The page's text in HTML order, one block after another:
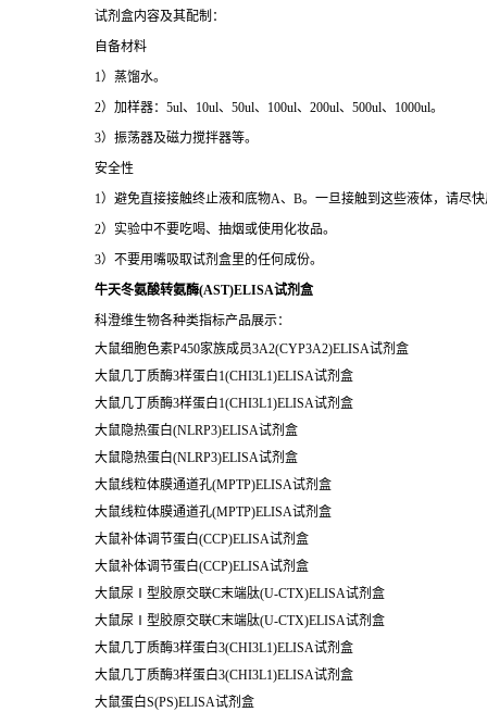
试剂盒内容及其配制：
自备材料
1）蒸馏水。
2）加样器：5ul、10ul、50ul、100ul、200ul、500ul、1000ul。
3）振荡器及磁力搅拌器等。
安全性
1）避免直接接触终止液和底物A、B。一旦接触到这些液体，请尽
2）实验中不要吃喝、抽烟或使用化妆品。
3）不要用嘴吸取试剂盒里的任何成份。
牛天冬氨酸转氨酶(AST)ELISA试剂盒
科澄维生物各种类指标产品展示：
大鼠细胞色素P450家族成员3A2(CYP3A2)ELISA试剂盒
大鼠几丁质酶3样蛋白1(CHI3L1)ELISA试剂盒
大鼠几丁质酶3样蛋白1(CHI3L1)ELISA试剂盒
大鼠隐热蛋白(NLRP3)ELISA试剂盒
大鼠隐热蛋白(NLRP3)ELISA试剂盒
大鼠线粒体膜通道孔(MPTP)ELISA试剂盒
大鼠线粒体膜通道孔(MPTP)ELISA试剂盒
大鼠补体调节蛋白(CCP)ELISA试剂盒
大鼠补体调节蛋白(CCP)ELISA试剂盒
大鼠尿Ⅰ型胶原交联C末端肽(U-CTX)ELISA试剂盒
大鼠尿Ⅰ型胶原交联C末端肽(U-CTX)ELISA试剂盒
大鼠几丁质酶3样蛋白3(CHI3L1)ELISA试剂盒
大鼠几丁质酶3样蛋白3(CHI3L1)ELISA试剂盒
大鼠蛋白S(PS)ELISA试剂盒